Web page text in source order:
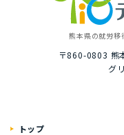
熊本県の就労移
〒860-0803 熊
グ
トップ